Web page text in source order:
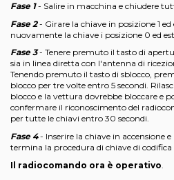
Fase 1- Salire in macchina e chiudere
Fase 2- Girare la chiave in posizione 1
nuovamente la chiave i posizione 0 ed
Fase 3- Tenere premuto il tasto di
sia in linea diretta con l'antenna di
Tenendo premuto il tasto di sblocco,
blocco per tre volte entro 5 secondi.
blocco e la vettura dovrebbe bloccare e
confermare il riconoscimento del
per tutte le chiavi entro 30 secondi.
Fase 4- Inserire la chiave in accensione
termina la procedura di chiave di codifica
Il radiocomando ora è operativo